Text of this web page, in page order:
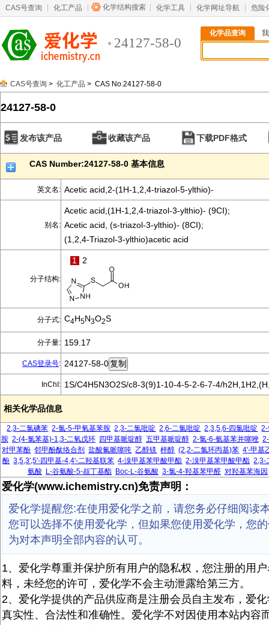
CAS号查询 化工产品 化学结构搜索 化学工具 化学网址导航 危险
24127-58-0
化学品查询
CAS号查询 > 化工产品 > CAS No.24127-58-0
24127-58-0
发布该产品 收藏该产品 下载PDF格式
CAS Number:24127-58-0 基本信息
英文名: Acetic acid,2-(1H-1,2,4-triazol-5-ylthio)-
别名:
Acetic acid,(1H-1,2,4-triazol-3-ylthio)- (9CI);
Acetic acid, (s-triazol-3-ylthio)- (8CI);
(1,2,4-Triazol-3-ylthio)acetic acid
分子结构:
1 2
分子式: C4H5N3O2S
分子量: 159.17
CAS登录号: 24127-58-0
InChI: 1S/C4H5N3O2S/c8-3(9)1-10-4-5-2-6-7-4/
相关化学品信息
2,3-二氯碘苯 2-氯-5-甲氧基苯胺 2,3-二氯吡啶 2,6-二氯吡啶 2,3,5,6-四氯吡啶
胺 2-(4-氯苯基)-1,3-二氧戊环 四甲基哌啶醇 五甲基哌啶醇 2-氯-6-氨基苯并噻唑
对甲苯酚 邻甲酚酞络合剂 盐酸氟哌噻吨 乙醇镁 梓醇 (2,2-二氯环丙基)苯 4'-甲基
酚 3,5,3',5'-四甲基-4,4'-二羟基联苯 4-溴甲基苯甲酸甲酯 2-溴甲基苯甲酸甲酯 2,3-
氨酸
L-谷氨酸-5-叔丁基酯 Boc-L-谷氨酸 3-氯-4-羟基苯甲醛 对羟基苯海因
爱化学(www.ichemistry.cn)免责声明：
爱化学提醒您:在使用爱化学之前，请您务必仔细阅读
您可以选择不使用爱化学，但如果您使用爱化学，您
为对本声明全部内容的认可。
1、爱化学尊重并保护所有用户的隐私权，您注册的用
料，未经您的许可，爱化学不会主动泄露给第三方。
2、爱化学提供的产品供应商是注册会员自主发布，爱
真实性、合法性和准确性。爱化学不对因使用本站内容